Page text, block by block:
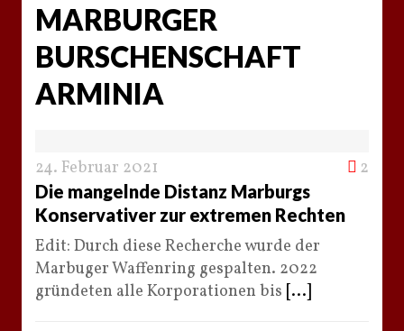
MARBURGER
BURSCHENSCHAFT
ARMINIA
24. Februar 2021 2
Die mangelnde Distanz Marburgs
Konservativer zur extremen Rechten
Edit: Durch diese Recherche wurde der
Marbuger Waffenring gespalten. 2022
gründeten alle Korporationen bis [...]